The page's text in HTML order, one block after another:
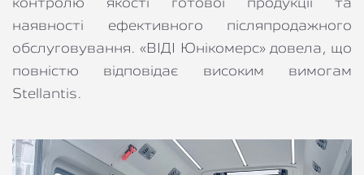
контролю якості готової продукції та
наявності ефективного післяпродажного
обслуговування. «ВІДІ Юнікомерс» довела, що
повністю відповідає високим вимогам
Stellantis.